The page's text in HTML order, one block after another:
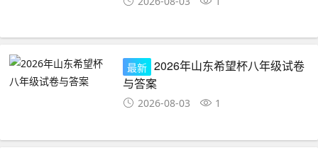
最新 2026年山东希望杯八年级试卷
与答案
2026-08-03 1